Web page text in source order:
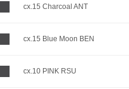
cx.15 Charcoal ANT
cx.15 Blue Moon BEN
cx.10 PINK RSU